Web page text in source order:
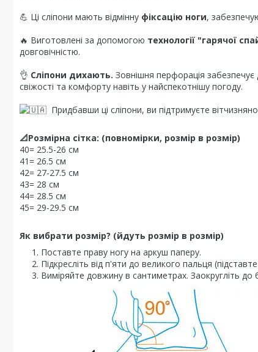
💪 Ці сліпони мають відмінну фіксацію ноги,
🔥 Виготовлені за допомогою технології "гарячої
довговічністю.
👌 Сліпони дихають. Зовнішня перфорація
свіжості та комфорту навіть у найспекотнішу погоду.
Придбавши ці сліпони, ви підтримуєте
📐Розмірна сітка: (повномірки, розмір в розмір)
40= 25.5-26 см
41= 26.5 см
42= 27-27.5 см
43= 28 см
44= 28.5 см
45= 29-29.5 см
Як вибрати розмір? (йдуть розмір в розмір)
Поставте праву ногу на аркуш паперу.
Підкресліть від п'яти до великого пальця
Виміряйте довжину в сантиметрах. Заокругліть до